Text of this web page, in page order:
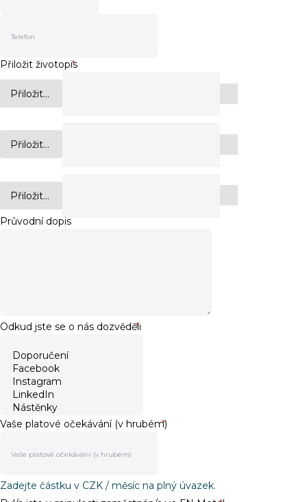
Přiložit životopis
*
Přiložit...
Přiložit...
Přiložit...
Průvodní dopis
Odkud jste se o nás dozvěděli
*
Vaše platové očekávání (v hrubém)
*
Zadejte částku v CZK / měsíc na plný úvazek.